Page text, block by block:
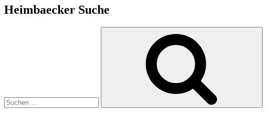
Heimbaecker Suche